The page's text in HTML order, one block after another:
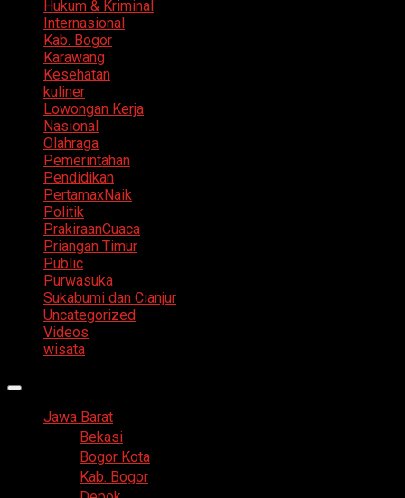
Hukum & Kriminal
Internasional
Kab. Bogor
Karawang
Kesehatan
kuliner
Lowongan Kerja
Nasional
Olahraga
Pemerintahan
Pendidikan
PertamaxNaik
Politik
PrakiraanCuaca
Priangan Timur
Public
Purwasuka
Sukabumi dan Cianjur
Uncategorized
Videos
wisata
Primary
Jawa Barat
Bekasi
Bogor Kota
Kab. Bogor